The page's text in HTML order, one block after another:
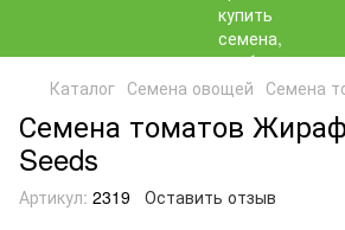
Каталог Семена овощей Семена
Семена томатов
Seeds
Артикул: 2319 Оставить отзыв